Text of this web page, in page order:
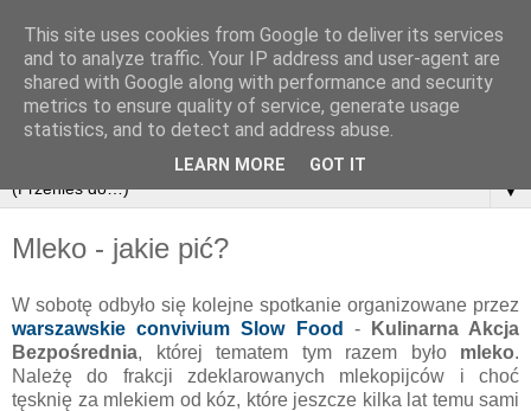
▼
Mleko - jakie pić?
W sobotę odbyło się kolejne spotkanie organizowane przez
warszawskie convivium Slow Food
-
Kulinarna Akcja
Bezpośrednia, której tematem tym razem było mleko.
Należę do frakcji zdeklarowanych mlekopijców i choć
tęsknię za mlekiem od kóz, które jeszcze kilka lat temu sami
This site uses cookies from Google to deliver its services
and to analyze traffic. Your IP address and user-agent are
shared with Google along with performance and security
metrics to ensure quality of service, generate usage
statistics, and to detect and address abuse.
LEARN MORE GOT IT